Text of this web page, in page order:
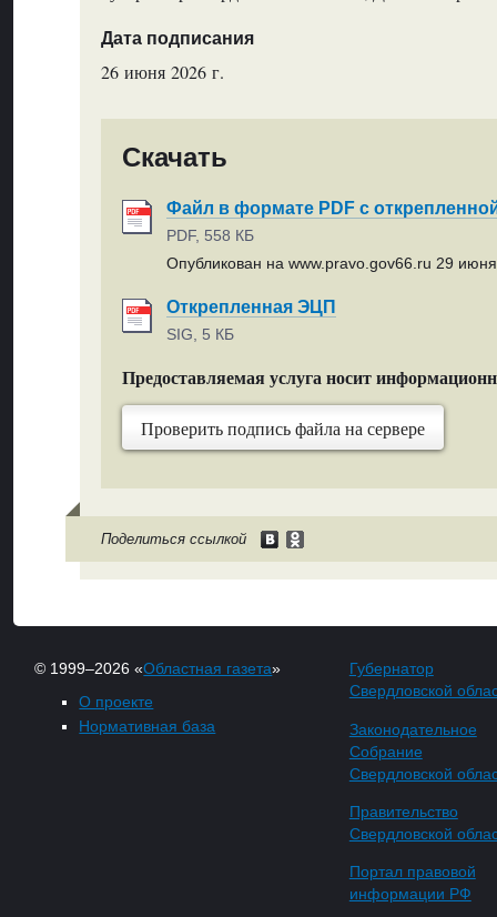
Дата подписания
26 июня 2026 г.
Скачать
Файл в формате PDF с
PDF, 558 КБ
Опубликован на www.pravo.gov66.ru 29 июня
Открепленная ЭЦП
SIG, 5 КБ
Предоставляемая услуга носит
Проверить подпись файла на сервере
Поделиться ссылкой
© 1999–2026 «Областная газета»
О проекте
Нормативная база
Губернатор
Свердловской
Законодательное
Собрание
Свердловской
Правительство
Свердловской
Портал правовой
информации РФ